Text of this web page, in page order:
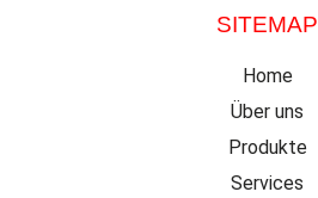
SITEMAP
Home
Über uns
Produkte
Services